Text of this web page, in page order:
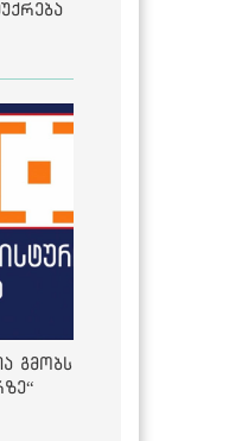
გმობს